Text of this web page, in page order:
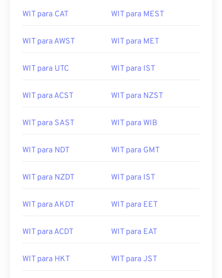
WIT para CAT WIT para MEST
WIT para AWST WIT para MET
WIT para UTC WIT para IST
WIT para ACST WIT para NZST
WIT para SAST WIT para WIB
WIT para NDT WIT para GMT
WIT para NZDT WIT para IST
WIT para AKDT WIT para EET
WIT para ACDT WIT para EAT
WIT para HKT WIT para JST